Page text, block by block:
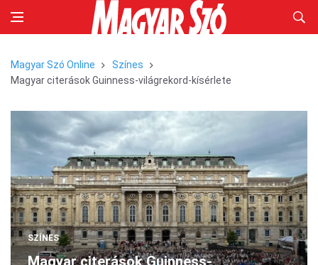
Magyar Szó Online
Színes
Magyar citerások Guinness-világrekord-kísérlete
SZÍNES
Magyar citerások Guinness-